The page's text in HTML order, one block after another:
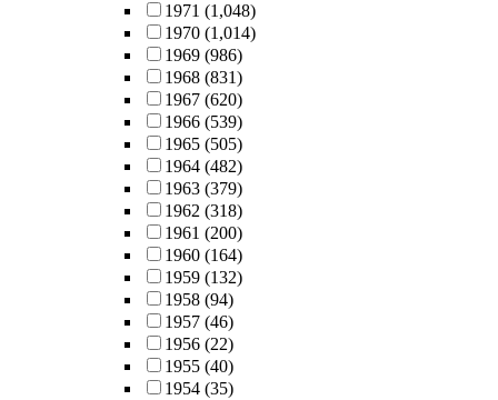
1971 (1,048)
1970 (1,014)
1969 (986)
1968 (831)
1967 (620)
1966 (539)
1965 (505)
1964 (482)
1963 (379)
1962 (318)
1961 (200)
1960 (164)
1959 (132)
1958 (94)
1957 (46)
1956 (22)
1955 (40)
1954 (35)